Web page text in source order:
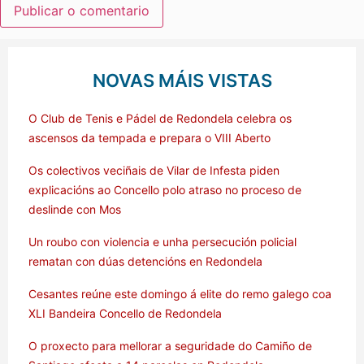
NOVAS MÁIS VISTAS
O Club de Tenis e Pádel de Redondela celebra os
ascensos da tempada e prepara o VIII Aberto
Os colectivos veciñais de Vilar de Infesta piden
explicacións ao Concello polo atraso no proceso de
deslinde con Mos
Un roubo con violencia e unha persecución policial
rematan con dúas detencións en Redondela
Cesantes reúne este domingo á elite do remo galego coa
XLI Bandeira Concello de Redondela
O proxecto para mellorar a seguridade do Camiño de